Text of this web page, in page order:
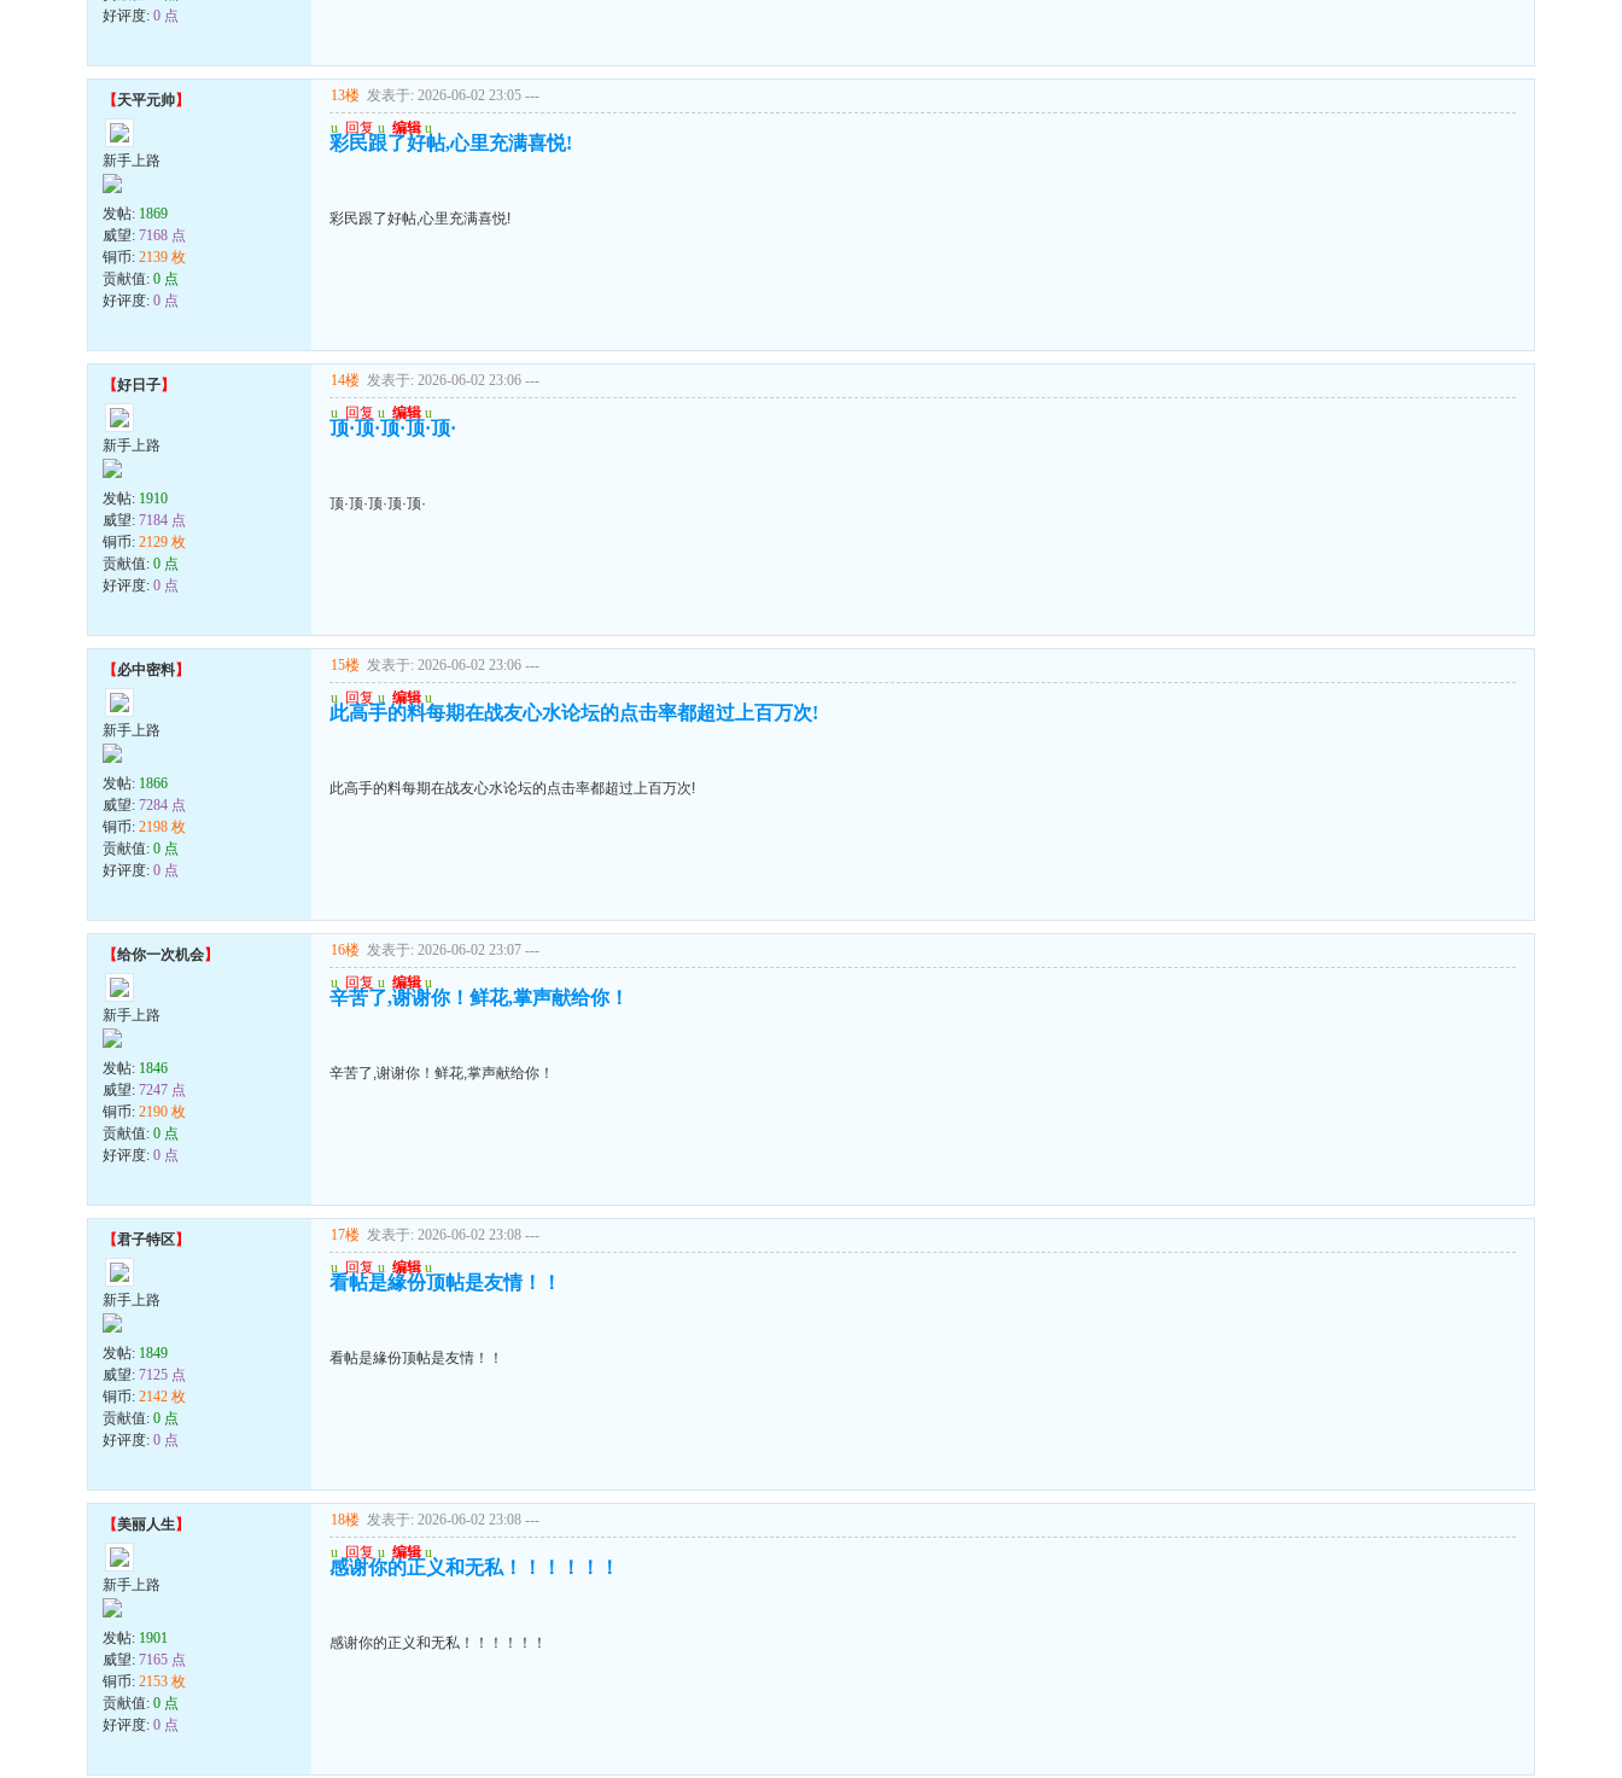
好评度: 0 点
【天平元帅】
新手上路
发帖: 1869
威望: 7168 点
铜币: 2139 枚
贡献值: 0 点
好评度: 0 点
13楼 发表于: 2026-06-02 23:05 ---
u 回复 u 编辑 u
彩民跟了好帖,心里充满喜悦!
彩民跟了好帖,心里充满喜悦!
【好日子】
新手上路
发帖: 1910
威望: 7184 点
铜币: 2129 枚
贡献值: 0 点
好评度: 0 点
14楼 发表于: 2026-06-02 23:06 ---
u 回复 u 编辑 u
顶·顶·顶·顶·顶·
顶·顶·顶·顶·顶·
【必中密料】
新手上路
发帖: 1866
威望: 7284 点
铜币: 2198 枚
贡献值: 0 点
好评度: 0 点
15楼 发表于: 2026-06-02 23:06 ---
u 回复 u 编辑 u
此高手的料每期在战友心水论坛的点击率都超过上百万次!
此高手的料每期在战友心水论坛的点击率都超过上百万次!
【给你一次机会】
新手上路
发帖: 1846
威望: 7247 点
铜币: 2190 枚
贡献值: 0 点
好评度: 0 点
16楼 发表于: 2026-06-02 23:07 ---
u 回复 u 编辑 u
辛苦了,谢谢你！鲜花,掌声献给你！
辛苦了,谢谢你！鲜花,掌声献给你！
【君子特区】
新手上路
发帖: 1849
威望: 7125 点
铜币: 2142 枚
贡献值: 0 点
好评度: 0 点
17楼 发表于: 2026-06-02 23:08 ---
u 回复 u 编辑 u
看帖是緣份顶帖是友情！！
看帖是緣份顶帖是友情！！
【美丽人生】
新手上路
发帖: 1901
威望: 7165 点
铜币: 2153 枚
贡献值: 0 点
好评度: 0 点
18楼 发表于: 2026-06-02 23:08 ---
u 回复 u 编辑 u
感谢你的正义和无私！！！！！！
感谢你的正义和无私！！！！！！